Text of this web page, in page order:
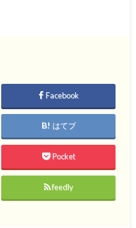
Facebook
はてブ
Pocket
feedly